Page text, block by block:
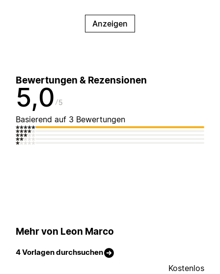
Anzeigen
Bewertungen & Rezensionen
5,0 5
Basierend auf 3 Bewertungen
Mehr von Leon Marco
4 Vorlagen durchsuchen
Kostenlos